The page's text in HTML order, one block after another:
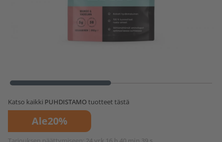
Katso kaikki PUHDISTAMOtuotteet tästä
Ale20%